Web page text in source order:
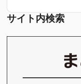
サイト内検索